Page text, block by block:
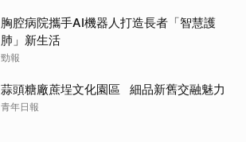
胸腔病院攜手AI機器人打造長者「智慧護
肺」新生活
勁報
蒜頭糖廠蔗埕文化園區 細品新舊交融魅力
青年日報